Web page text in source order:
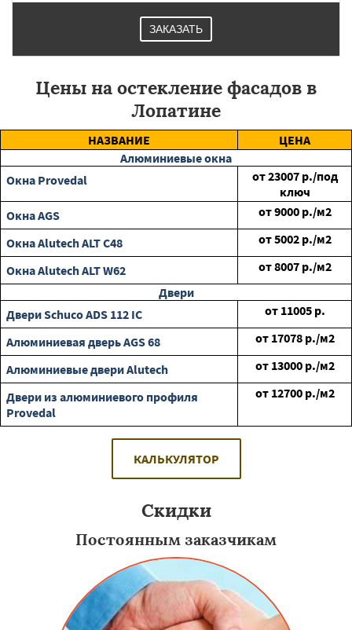
ЗАКАЗАТЬ
Цены на остекление фасадов в
Лопатине
НАЗВАНИЕ
ЦЕНА
Алюминиевые окна
Окна Provedal
от23007 р./под
ключ
Окна AGS
от9000 р./м2
Окна Alutech ALT C48
от5002 р./м2
Окна Alutech ALT W62
от8007 р./м2
Двери
Двери Schuco ADS 112 IC
от 11005 р.
Алюминиевая дверь AGS 68
от 17078 р./м2
Алюминиевые двери Alutech
от 13000 р./м2
Двери из алюминиевого профиля
Provedal
от 12700 р./м2
КАЛЬКУЛЯТОР
Скидки
Постоянным заказчикам